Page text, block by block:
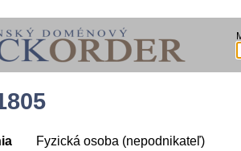
Fyzická osoba (nepodnikateľ)